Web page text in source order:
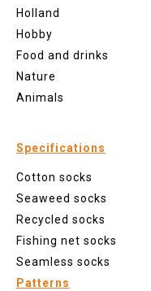
Holland
Hobby
Food and drinks
Nature
Animals
Specifications
Cotton socks
Seaweed socks
Recycled socks
Fishing net socks
Seamless socks
Patterns